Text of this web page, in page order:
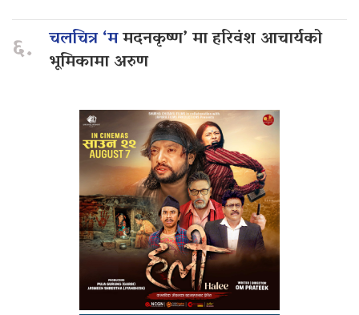
६. चलचित्र ‘ममदनकृष्ण’ मा हरिवंश आचार्यको
भूमिकामा अरुण